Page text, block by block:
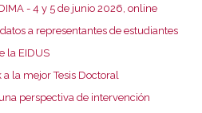
- 4 y 5 de junio 2026, online
a representantes de estudiantes
la EIDUS
la mejor Tesis Doctoral
perspectiva de intervención